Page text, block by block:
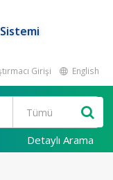
Girişi English
Detaylı Arama